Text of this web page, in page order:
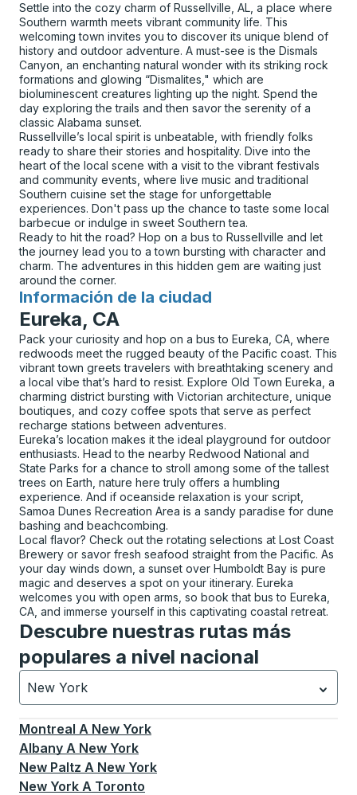
Settle into the cozy charm of Russellville, AL, a place where
Southern warmth meets vibrant community life. This
welcoming town invites you to discover its unique blend of
history and outdoor adventure. A must-see is the Dismals
Canyon, an enchanting natural wonder with its striking rock
formations and glowing “Dismalites," which are
bioluminescent creatures lighting up the night. Spend the
day exploring the trails and then savor the serenity of a
classic Alabama sunset.
Russellville’s local spirit is unbeatable, with friendly folks
ready to share their stories and hospitality. Dive into the
heart of the local scene with a visit to the vibrant festivals
and community events, where live music and traditional
Southern cuisine set the stage for unforgettable
experiences. Don't pass up the chance to taste some local
barbecue or indulge in sweet Southern tea.
Ready to hit the road? Hop on a bus to Russellville and let
the journey lead you to a town bursting with character and
charm. The adventures in this hidden gem are waiting just
around the corner.
Información de la ciudad
para
Eureka, CA
Pack your curiosity and hop on a bus to Eureka, CA, where
redwoods meet the rugged beauty of the Pacific coast. This
vibrant town greets travelers with breathtaking scenery and
a local vibe that’s hard to resist. Explore Old Town Eureka, a
charming district bursting with Victorian architecture, unique
boutiques, and cozy coffee spots that serve as perfect
recharge stations between adventures.
Eureka’s location makes it the ideal playground for outdoor
enthusiasts. Head to the nearby Redwood National and
State Parks for a chance to stroll among some of the tallest
trees on Earth, nature here truly offers a humbling
experience. And if oceanside relaxation is your script,
Samoa Dunes Recreation Area is a sandy paradise for dune
bashing and beachcombing.
Local flavor? Check out the rotating selections at Lost Coast
Brewery or savor fresh seafood straight from the Pacific. As
your day winds down, a sunset over Humboldt Bay is pure
magic and deserves a spot on your itinerary. Eureka
welcomes you with open arms, so book that bus to Eureka,
CA, and immerse yourself in this captivating coastal retreat.
Descubre nuestras rutas más
populares a nivel nacional
New York
Currently selected: New York.La selección está
Montreal A New York
Albany A New York
New Paltz A New York
New York A Toronto